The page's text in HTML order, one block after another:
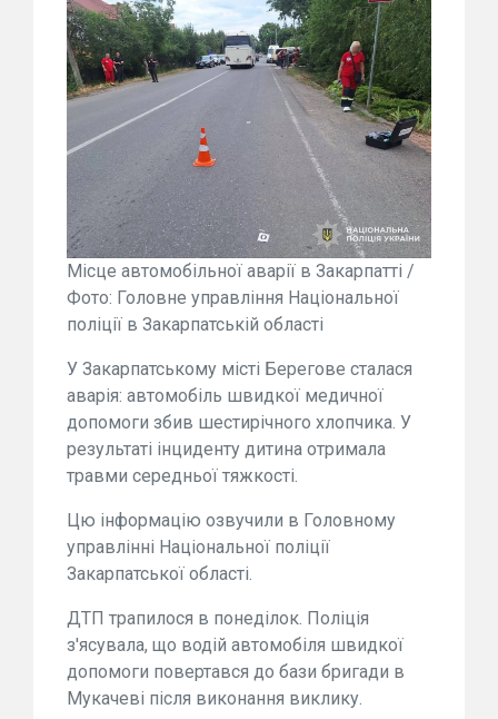
Місце автомобільної аварії в Закарпатті /
Фото: Головне управління Національної
поліції в Закарпатській області
У Закарпатському місті Берегове сталася
аварія: автомобіль швидкої медичної
допомоги збив шестирічного хлопчика. У
результаті інциденту дитина отримала
травми середньої тяжкості.
Цю інформацію озвучили в Головному
управлінні Національної поліції
Закарпатської області.
ДТП трапилося в понеділок. Поліція
з'ясувала, що водій автомобіля швидкої
допомоги повертався до бази бригади в
Мукачеві після виконання виклику.